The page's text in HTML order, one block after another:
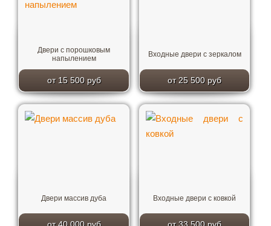
Двери с порошковым
напылением
от 15 500 руб
Входные двери с зеркалом
от 25 500 руб
Двери массив дуба Входные двери с ковкой